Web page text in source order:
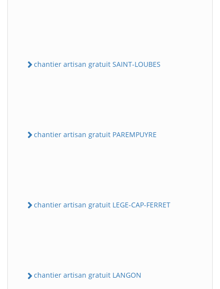
chantier artisan gratuit SAINT-LOUBES
chantier artisan gratuit PAREMPUYRE
chantier artisan gratuit LEGE-CAP-FERRET
chantier artisan gratuit LANGON